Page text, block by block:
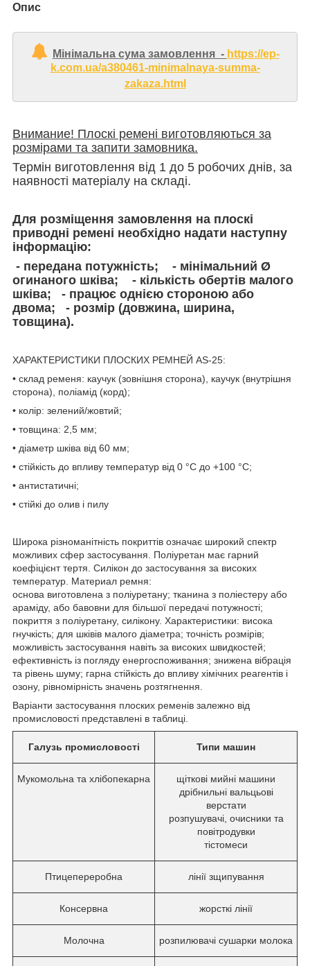
Опис
Мінімальна сума замовлення - https://ep-
k.com.ua/a380461-minimalnaya-summa-
zakaza.html
Внимание! Плоскі ремені виготовляються за
розмірами та запити замовника.
Термін виготовлення від 1 до 5 робочих днів, за
наявності матеріалу на складі.
Для розміщення замовлення на плоскі
приводні ремені необхідно надати наступну
інформацію:
- передана потужність; - мінімальний Ø
огинаного шківа; - кількість обертів малого
шківа; - працює однією стороною або
двома; - розмір (довжина, ширина,
товщина).
ХАРАКТЕРИСТИКИ ПЛОСКИХ РЕМНЕЙ AS-25:
• склад ременя: каучук (зовнішня сторона), каучук (внутрішня
сторона), поліамід (корд);
• колір: зелений/жовтий;
• товщина: 2,5 мм;
• діаметр шківа від 60 мм;
• стійкість до впливу температур від 0 °C до +100 °C;
• антистатичні;
• стійкі до олив і пилу
Широка різноманітність покриттів означає широкий спектр
можливих сфер застосування. Поліуретан має гарний
коефіцієнт тертя. Силікон до застосування за високих
температур. Материал ремня:
основа виготовлена з поліуретану; тканина з поліестеру або
араміду, або бавовни для більшої передачі потужності;
покриття з поліуретану, силікону. Характеристики: висока
гнучкість; для шківів малого діаметра; точність розмірів;
можливість застосування навіть за високих швидкостей;
ефективність із погляду енергоспоживання; знижена вібрація
та рівень шуму; гарна стійкість до впливу хімічних реагентів і
озону, рівномірність значень розтягнення.
Варіанти застосування плоских ременів залежно від
промисловості представлені в таблиці.
Галузь промисловості Типи машин
Мукомольна та хлібопекарна
щіткові мийні машини
дрібнильні вальцьові
верстати
розпушувачі, очисники та
повітродувки
тістомеси
Птицепереробна лінії зщипування
Консервна жорсткі лінії
Молочна розпилювачі сушарки молока